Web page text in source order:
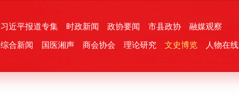
习近平报道专集 时政新闻 政协要闻 市县政协 融媒观察
综合新闻 国医湘声 商会协会 理论研究 文史博览 人物在线